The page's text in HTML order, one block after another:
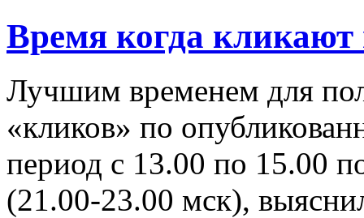
Время когда
Лучшим временем для
«кликов» по
период с 13.00 по 15.00
(21.00-23.00 мск),